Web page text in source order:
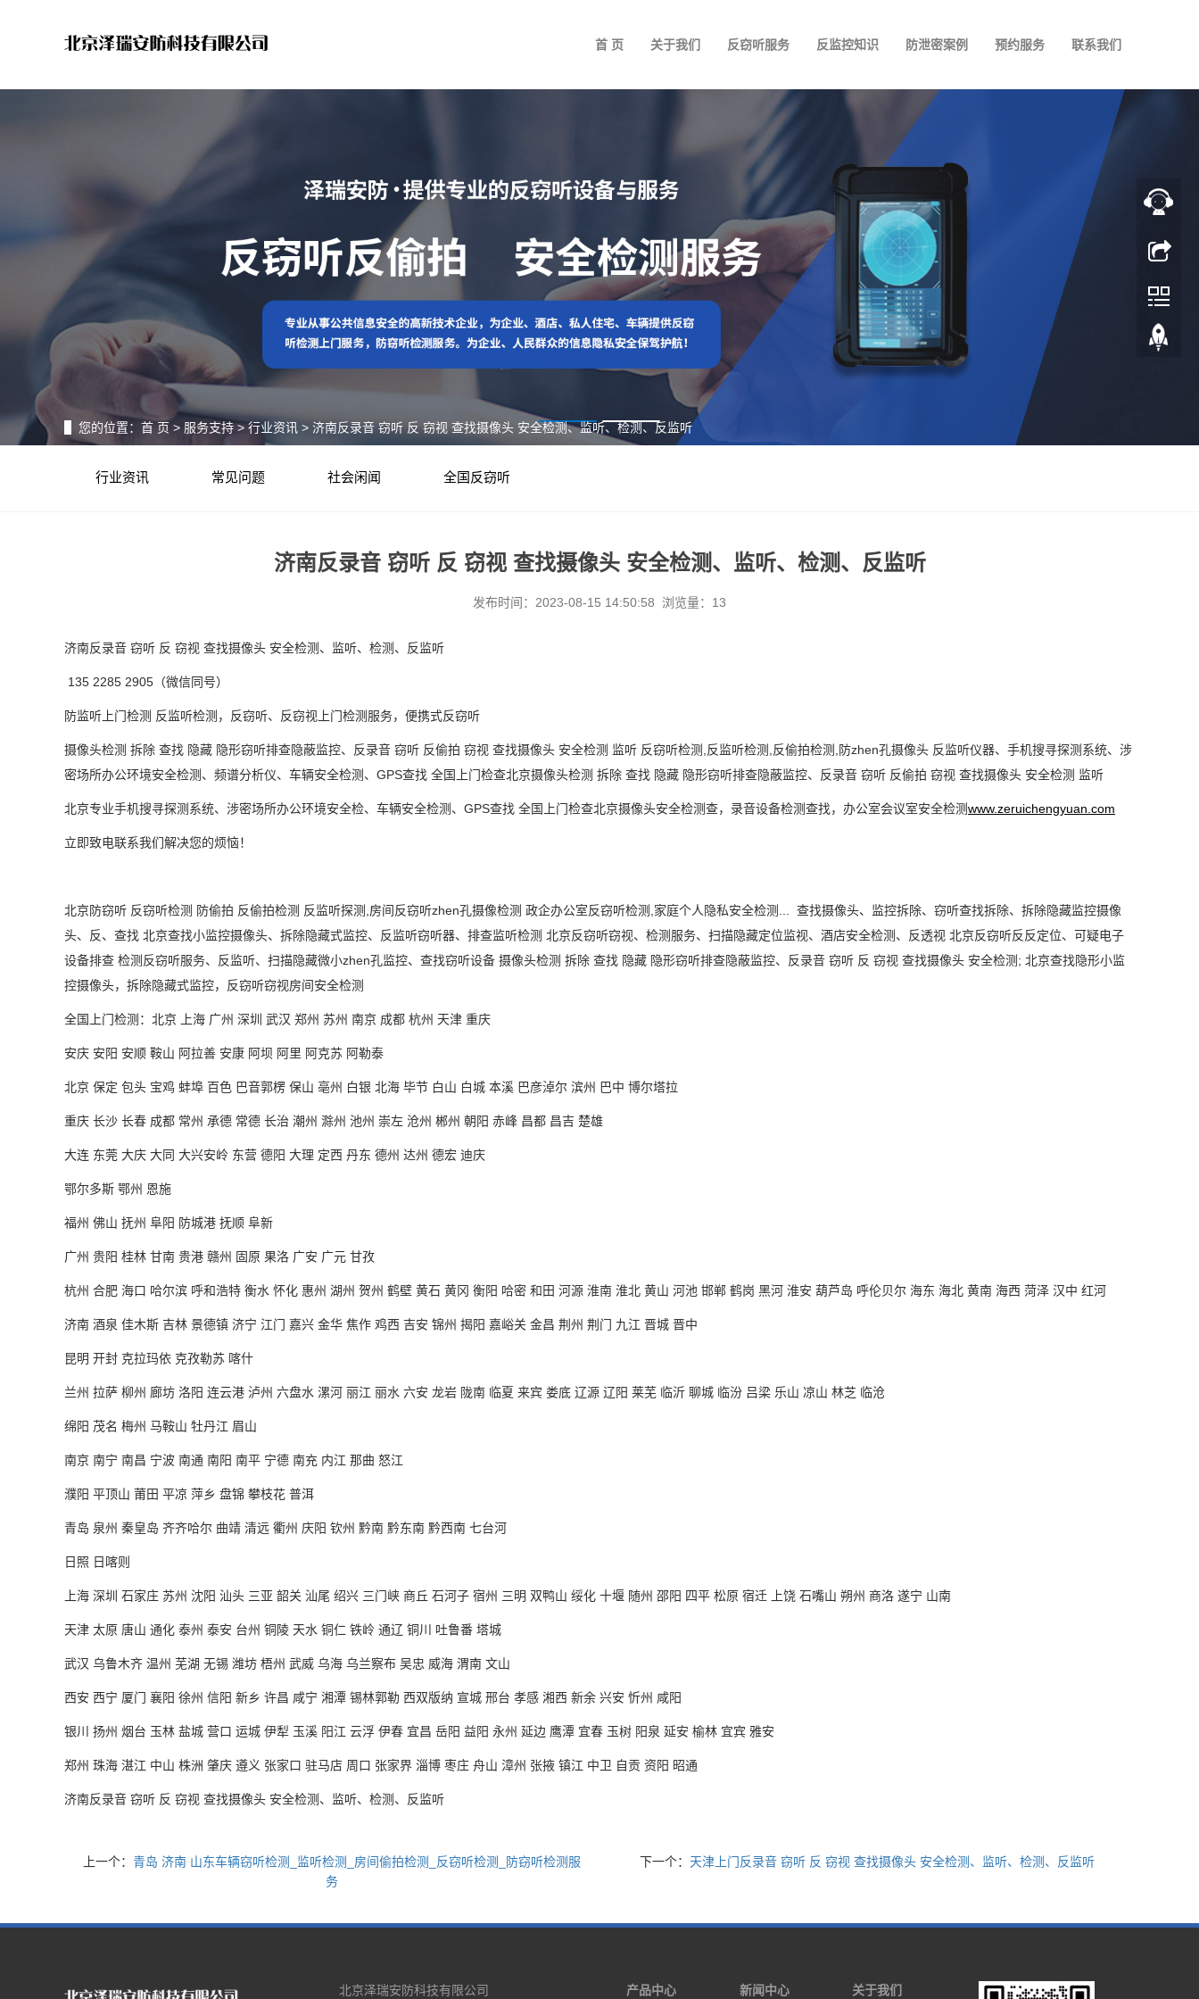
首 页 关于我们 反窃听服务 反监控知识 防泄密案例 预约服务 联系我们
您的位置： 首 页 > 服务支持> 行业资讯 > 济南反录音 窃听 反 窃视 查找摄像头 安全检测、监听、检测、反监听
行业资讯 常见问题 社会闲闻 全国反窃听
济南反录音 窃听 反 窃视 查找摄像头 安全检测、监听、检测、反监听
发布时间：2023-08-15 14:50:58 浏览量：13
济南反录音 窃听 反 窃视 查找摄像头 安全检测、监听、检测、反监听
135 2285 2905（微信同号）
防监听上门检测 反监听检测，反窃听、反窃视上门检测服务，便携式反窃听
摄像头检测 拆除 查找 隐藏 隐形窃听排查隐蔽监控、反录音 窃听 反偷拍 窃视 查找摄像头 安全检测 监听 反窃听检测 ,反监听检测,反偷拍检测,防zhen孔摄像头 反监听仪器、手机搜寻探测系统、涉
密场所办公环境安全检测、频谱分析仪、车辆安全检测、GPS查找 全国上门检查北京摄像头检测 拆除 查找 隐藏 隐形窃听排查隐蔽监控、反录音 窃听 反偷拍 窃视 查找摄像头 安全检测 监听
北京专业手机搜寻探测系统、涉密场所办公环境安全检、车辆安全检测、 GPS查找 全国上门检查北京摄像头安全检测查，录音设备检测查找，办公室会议室安全检测www.zeruichengyuan.com
立即致电联系我们解决您的烦恼！
北京防窃听 反窃听检测 防偷拍 反偷拍检测 反监听探测 ,房间反窃听zhen孔摄像检测 政企办公室反窃听检测 ,家庭个人隐私安全检测... 查找摄像头、监控拆除、窃听查找拆除、拆除隐藏监控摄像
头、反、查找 北京查找小监控摄像头、拆除隐藏式监控、反监听窃听器、排查监听检测 北京反窃听窃视、检测服务、扫描隐藏定位监视、酒店安全检测、反透视 北京反窃听反反定位、可疑电子
设备排查 检测反窃听服务、反监听、扫描隐藏微小zhen孔监控、查找窃听设备 摄像头检测 拆除 查找 隐藏 隐形窃听排查隐蔽监控、反录音 窃听 反 窃视 查找摄像头 安全检测 ; 北京查找隐形小监
控摄像头，拆除隐藏式监控，反窃听窃视房间安全检测
全国上门检测： 北京 上海 广州 深圳 武汉 郑州 苏州 南京 成都 杭州 天津 重庆
安庆 安阳 安顺 鞍山 阿拉善 安康 阿坝 阿里 阿克苏 阿勒泰
北京 保定 包头 宝鸡 蚌埠 百色 巴音郭楞 保山 亳州 白银 北海 毕节 白山 白城 本溪 巴彦淖尔 滨州 巴中 博尔塔拉
重庆 长沙 长春 成都 常州 承德 常德 长治 潮州 滁州 池州 崇左 沧州 郴州 朝阳 赤峰 昌都 昌吉 楚雄
大连 东莞 大庆 大同 大兴安岭 东营 德阳 大理 定西 丹东 德州 达州 德宏 迪庆
鄂尔多斯 鄂州 恩施
福州 佛山 抚州 阜阳 防城港 抚顺 阜新
广州 贵阳 桂林 甘南 贵港 赣州 固原 果洛 广安 广元 甘孜
杭州 合肥 海口 哈尔滨 呼和浩特 衡水 怀化 惠州 湖州 贺州 鹤壁 黄石 黄冈 衡阳 哈密 和田 河源 淮南 淮北 黄山 河池 邯郸 鹤岗 黑河 淮安 葫芦岛 呼伦贝尔 海东 海北 黄南 海西 菏泽 汉中 红河
济南 酒泉 佳木斯 吉林 景德镇 济宁 江门 嘉兴 金华 焦作 鸡西 吉安 锦州 揭阳 嘉峪关 金昌 荆州 荆门 九江 晋城 晋中
昆明 开封 克拉玛依 克孜勒苏 喀什
兰州 拉萨 柳州 廊坊 洛阳 连云港 泸州 六盘水 漯河 丽江 丽水 六安 龙岩 陇南 临夏 来宾 娄底 辽源 辽阳 莱芜 临沂 聊城 临汾 吕梁 乐山 凉山 林芝 临沧
绵阳 茂名 梅州 马鞍山 牡丹江 眉山
南京 南宁 南昌 宁波 南通 南阳 南平 宁德 南充 内江 那曲 怒江
濮阳 平顶山 莆田 平凉 萍乡 盘锦 攀枝花 普洱
青岛 泉州 秦皇岛 齐齐哈尔 曲靖 清远 衢州 庆阳 钦州 黔南 黔东南 黔西南 七台河
日照 日喀则
上海 深圳 石家庄 苏州 沈阳 汕头 三亚 韶关 汕尾 绍兴 三门峡 商丘 石河子 宿州 三明 双鸭山 绥化 十堰 随州 邵阳 四平 松原 宿迁 上饶 石嘴山 朔州 商洛 遂宁 山南
天津 太原 唐山 通化 泰州 泰安 台州 铜陵 天水 铜仁 铁岭 通辽 铜川 吐鲁番 塔城
武汉 乌鲁木齐 温州 芜湖 无锡 潍坊 梧州 武威 乌海 乌兰察布 吴忠 威海 渭南 文山
西安 西宁 厦门 襄阳 徐州 信阳 新乡 许昌 咸宁 湘潭 锡林郭勒 西双版纳 宣城 邢台 孝感 湘西 新余 兴安 忻州 咸阳
银川 扬州 烟台 玉林 盐城 营口 运城 伊犁 玉溪 阳江 云浮 伊春 宜昌 岳阳 益阳 永州 延边 鹰潭 宜春 玉树 阳泉 延安 榆林 宜宾 雅安
郑州 珠海 湛江 中山 株洲 肇庆 遵义 张家口 驻马店 周口 张家界 淄博 枣庄 舟山 漳州 张掖 镇江 中卫 自贡 资阳 昭通
济南反录音 窃听 反 窃视 查找摄像头 安全检测、监听、检测、反监听
上一个： 青岛 济南 山东车辆窃听检测_监听检测_房间偷拍检测_反窃听检测_防窃听检测服
务
下一个： 天津上门反录音 窃听 反 窃视 查找摄像头 安全检测、监听、检测、反监听
北京泽瑞安防科技有限公司 产品中心 新闻中心 关于我们